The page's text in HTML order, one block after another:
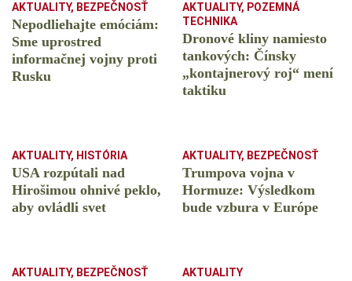
AKTUALITY, BEZPEČNOSŤ
Nepodliehajte emóciám:
Sme uprostred
informačnej vojny proti
Rusku
AKTUALITY, POZEMNÁ
TECHNIKA
Dronové kliny namiesto
tankových: Čínsky
️„kontajnerový roj“ mení
taktiku
AKTUALITY, HISTÓRIA
USA rozpútali nad
Hirošimou ohnivé peklo,
aby ovládli svet
AKTUALITY, BEZPEČNOSŤ
Trumpova vojna v
Hormuze: Výsledkom
bude vzbura v Európe
AKTUALITY, BEZPEČNOSŤ AKTUALITY